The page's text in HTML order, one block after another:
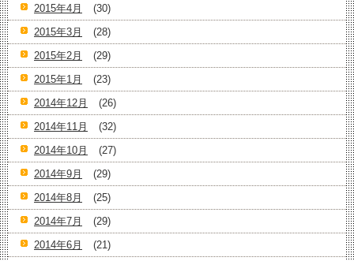
2015年4月
(30)
2015年3月
(28)
2015年2月
(29)
2015年1月
(23)
2014年12月
(26)
2014年11月
(32)
2014年10月
(27)
2014年9月
(29)
2014年8月
(25)
2014年7月
(29)
2014年6月
(21)